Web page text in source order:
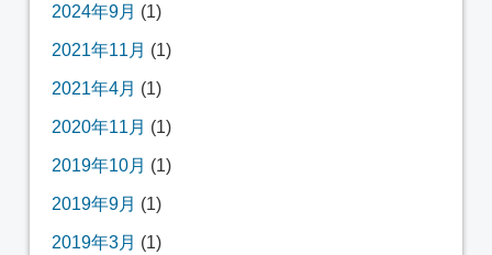
2024年9月 (1)
2021年11月 (1)
2021年4月 (1)
2020年11月 (1)
2019年10月 (1)
2019年9月 (1)
2019年3月 (1)